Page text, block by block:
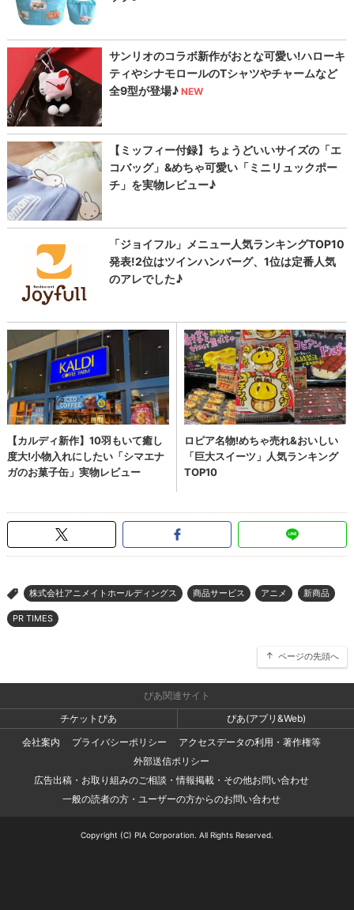
> 株式会社アニメイトホールディングス 商品サービス アニメ 新商品
PR TIMES
ページの先頭へ
ぴあ関連サイト
チケットぴあ
ぴあ(アプリ&Web)
会社案内
プライバシーポリシー
アクセスデータの利用・著作権等
外部送信ポリシー
広告出稿・お取り組みのご相談・情報掲載・その他お問い合わせ
一般の読者の方・ユーザーの方からのお問い合わせ
Copyright (C) PIA Corporation. All Rights Reserved.